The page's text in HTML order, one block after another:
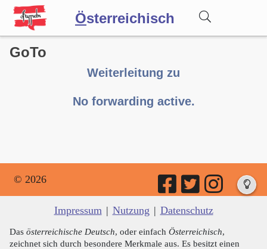
Österreichisch
Wörterbuch
GoTo
Weiterleitung zu
No forwarding active.
© 2026
Impressum | Nutzung | Datenschutz
Das österreichische Deutsch, oder einfach Österreichisch,
zeichnet sich durch besondere Merkmale aus. Es besitzt einen